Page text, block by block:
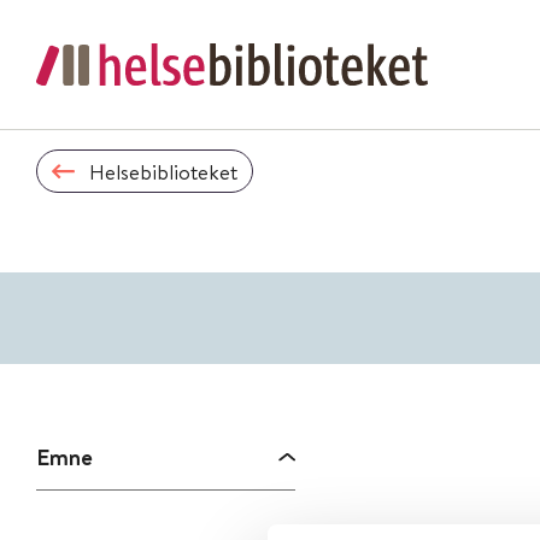
Helsebiblioteket
Emne